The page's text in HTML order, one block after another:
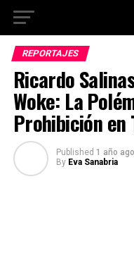
REPORTAJES
Ricardo
Woke: La
Prohibición en
Published 1 año ago
By Eva Sanabria